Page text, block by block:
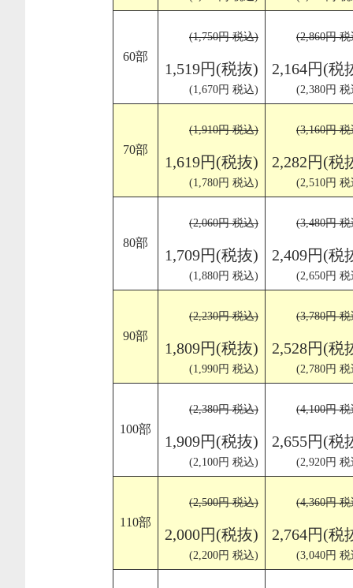
60部
(1,750円 税込)
1,519円(税抜)
(1,670円 税込)
(2,860円
2,164円(税
(2,380円
70部
(1,910円 税込)
1,619円(税抜)
(1,780円 税込)
(3,160円
2,282円(税
(2,510円
80部
(2,060円 税込)
1,709円(税抜)
(1,880円 税込)
(3,480円
2,409円(税
(2,650円
90部
(2,230円 税込)
1,809円(税抜)
(1,990円 税込)
(3,780円
2,528円(税
(2,780円
100部
(2,380円 税込)
1,909円(税抜)
(2,100円 税込)
(4,100円
2,655円(税
(2,920円
110部
(2,500円 税込)
2,000円(税抜)
(2,200円 税込)
(4,360円
2,764円(税
(3,040円